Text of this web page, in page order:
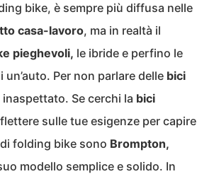
bike, è sempre più diffusa nelle
casa-lavoro, ma in realtà il
pieghevoli, le ibride e perfino le
Per non parlare delle bici
Se cerchi la bici
sulle tue esigenze per capire
folding bike sono Brompton,
modello semplice e solido. In